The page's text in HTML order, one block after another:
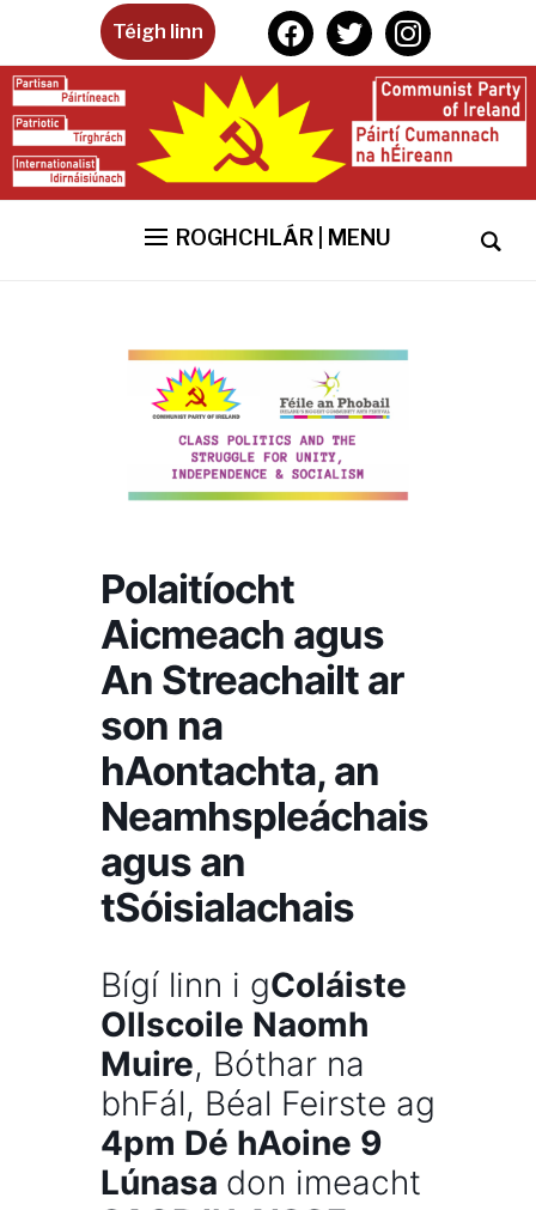
Téigh linn facebooktwitterinstagram
ROGHCHLÁR | MENU
Polaitíocht
Aicmeach agus
An Streachailt ar
son na
hAontachta, an
Neamhspleáchais
agus an
tSóisialachais
Bígí linn i gColáiste
Ollscoile Naomh
Muire, Bóthar na
bhFál, Béal Feirste ag
4pm Dé hAoine 9
Lúnasa don imeacht